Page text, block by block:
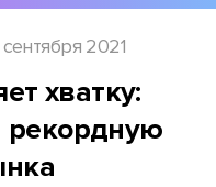
сентября 2021
хватку:
рекордную